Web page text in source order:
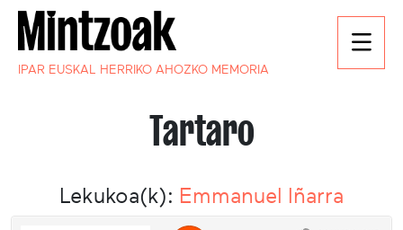
IPAR EUSKAL HERRIKO AHOZKO MEMORIA
Tartaro
Lekukoa(k): Emmanuel Iñarra